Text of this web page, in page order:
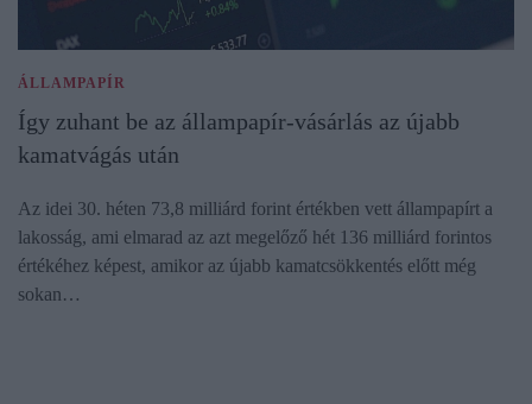
ÁLLAMPAPÍR
Így zuhant be az állampapír-vásárlás az újabb
kamatvágás után
Az idei 30. héten 73,8 milliárd forint értékben vett állampapírt a
lakosság, ami elmarad az azt megelőző hét 136 milliárd forintos
értékéhez képest, amikor az újabb kamatcsökkentés előtt még
sokan…